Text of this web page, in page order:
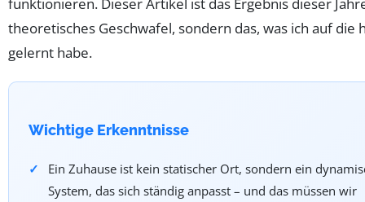
funktionieren. Dieser Artikel ist das Ergebnis dieser
theoretisches Geschwafel, sondern das, was ich auf die
gelernt habe.
Wichtige Erkenntnisse
Ein Zuhause ist kein statischer Ort, sondern ein
System, das sich ständig anpasst – und das müssen wir